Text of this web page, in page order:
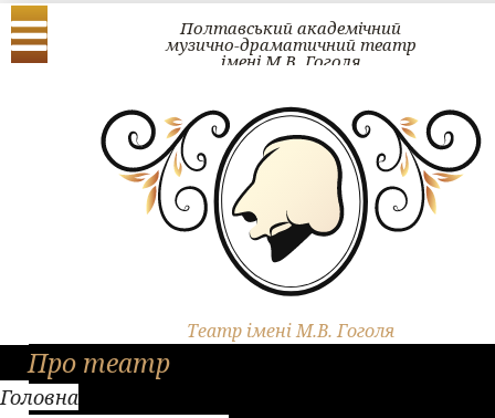
Театр імені М.В. Гоголя
Про театр
Головна
Полтавський академічний
музично-драматичний театр
імені М.В. Гоголя
Проект